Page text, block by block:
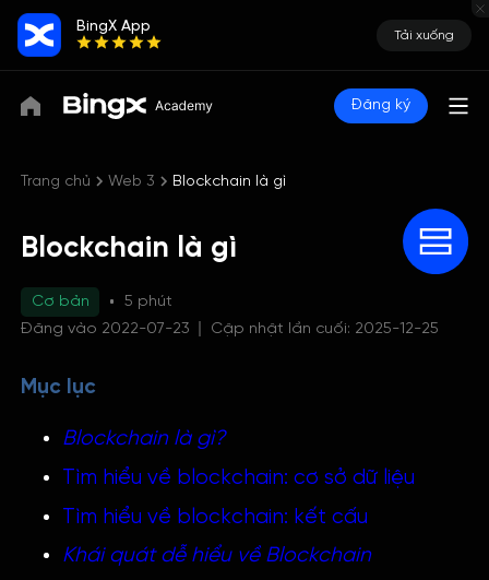
BingX App
Tải xuống
Đăng ký
Trang chủ Web 3 Blockchain là gì
Blockchain là gì
Cơ bản
5 phút
Đăng vào 2022-07-23
Cập nhật lần cuối: 2025-12-25
Mục lục
Blockchain là gì?
Tìm hiểu về blockchain: cơ sở dữ liệu
Tìm hiểu về blockchain: kết cấu
Khái quát dễ hiểu về Blockchain